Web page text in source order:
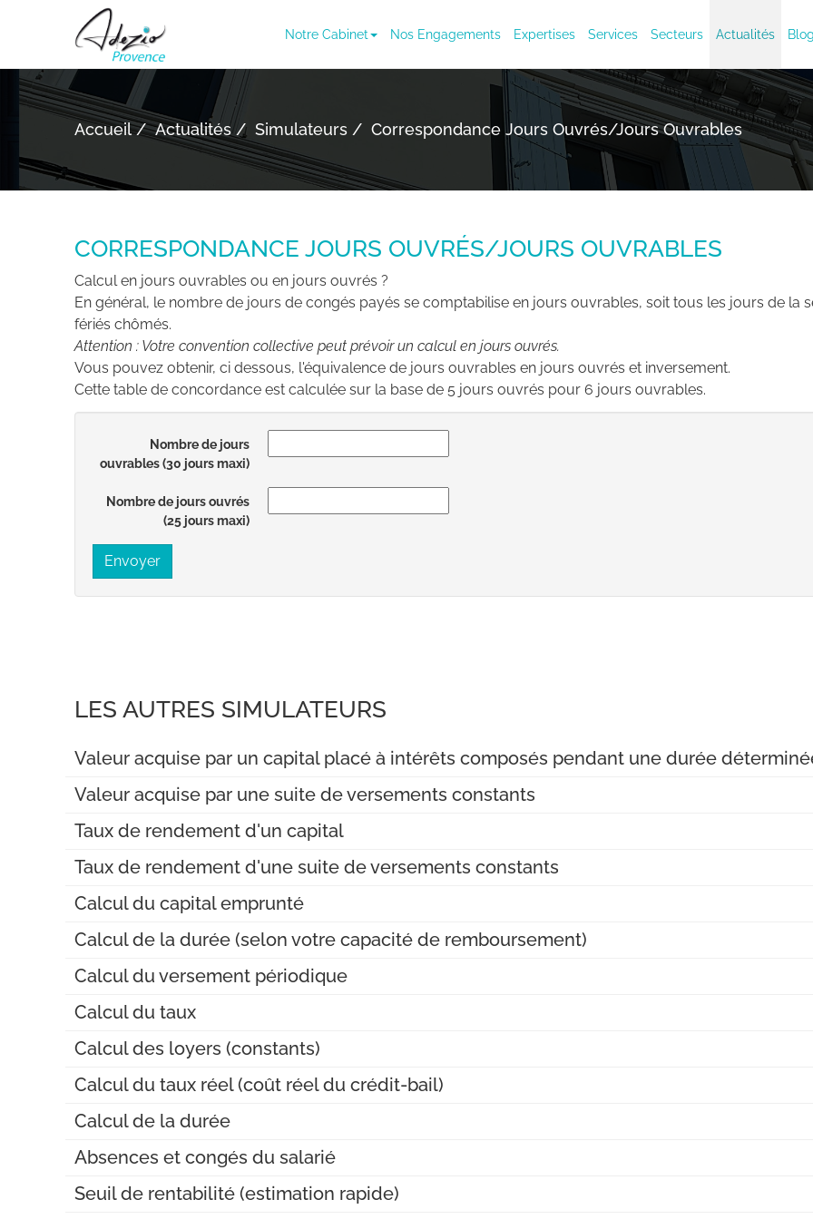
Notre Cabinet Nos Engagements Expertises Services Secteurs Actualités
Accueil Actualités Simulateurs Correspondance Jours Ouvrés/jours Ouvrables
CORRESPONDANCE JOURS OUVRÉS/JOURS OUVRABLES
Calcul en jours ouvrables ou en jours ouvrés ?
En général, le nombre de jours de congés payés se comptabilise en jours ouvrables, soit tous les jours de la
fériés chômés.
Attention : Votre convention collective peut prévoir un calcul en jours ouvrés.
Vous pouvez obtenir, ci dessous, l'équivalence de jours ouvrables en jours ouvrés et inversement.
Cette table de concordance est calculée sur la base de 5 jours ouvrés pour 6 jours ouvrables.
Nombre de jours
ouvrables (30 jours maxi)
Nombre de jours ouvrés
(25 jours maxi)
Envoyer
LES AUTRES SIMULATEURS
Valeur acquise par un capital placé à intérêts composés pendant une durée
Valeur acquise par une suite de versements constants
Taux de rendement d'un capital
Taux de rendement d'une suite de versements constants
Calcul du capital emprunté
Calcul de la durée (selon votre capacité de remboursement)
Calcul du versement périodique
Calcul du taux
Calcul des loyers (constants)
Calcul du taux réel (coût réel du crédit-bail)
Calcul de la durée
Absences et congés du salarié
Seuil de rentabilité (estimation rapide)